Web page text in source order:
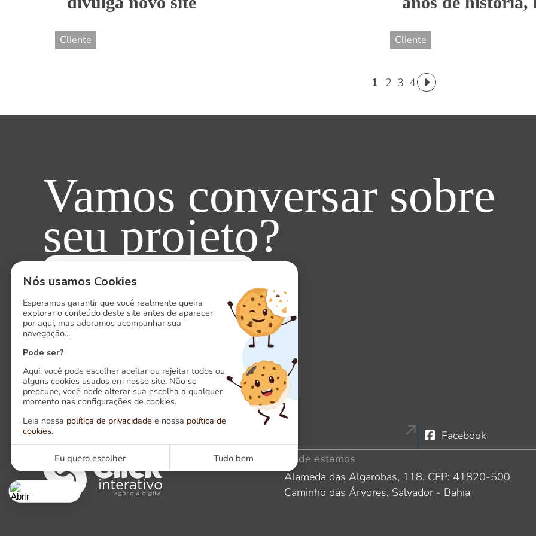
Cliente Cliente
1 2 3 4
Vamos conversar sobre
seu projeto?
Siga-nos em nossas redes sociais
Facebook
Onde estamos
Alameda das Algarobas, 118. CEP: 41820-500
Caminho das Árvores, Salvador - Bahia
Nós usamos Cookies
Esperamos garantir que você realmente queira
explorar o conteúdo deste site antes de aparecer
por aqui, mas adoramos acompanhar sua
navegação...
Pode ser?
Aqui, você pode escolher aceitar ou rejeitar todos ou
alguns cookies usados em nosso site. Não se
preocupe, você pode alterar sua escolha a qualquer
momento nas configurações de cookies.
Leia nossa política de privacidade e nossa política de
cookies.
Eu quero escolher Tudo bem